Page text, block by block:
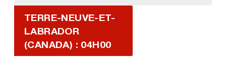
TERRE-NEUVE-ET-
LABRADOR
(CANADA) : 04H00